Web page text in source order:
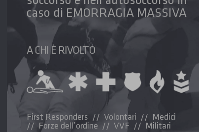
caso di EMORRAGIA MASSIVA
A CHI È RIVOLTO
First Responders // Volontari // Medici
// Forze dell’ordine // VVF // Militari